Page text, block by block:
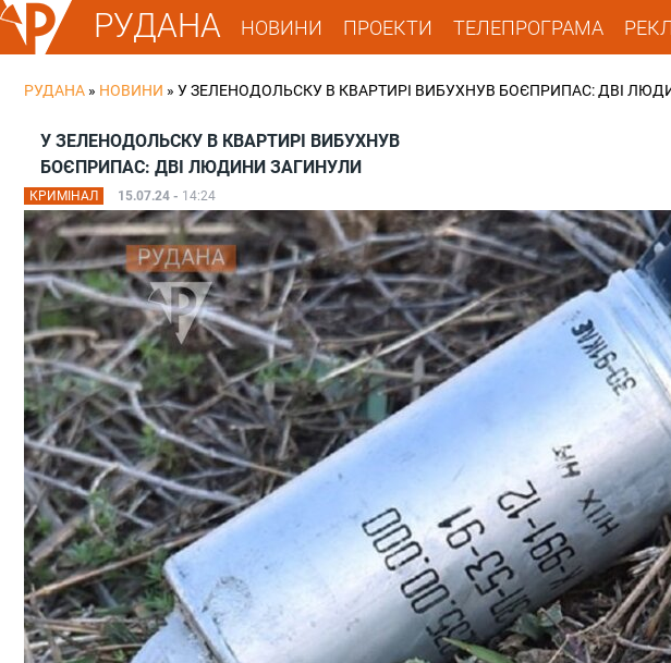
РУДАНА НОВИНИ ПРОЕКТИ ТЕЛЕПРОГРАМА
РУДАНА » НОВИНИ » У ЗЕЛЕНОДОЛЬСКУ В КВАРТИРІ ВИБУХНУВ БОЄПРИПАС: ДВІ
У ЗЕЛЕНОДОЛЬСКУ В КВАРТИРІ ВИБУХНУВ
БОЄПРИПАС: ДВІ ЛЮДИНИ ЗАГИНУЛИ
КРИМІНАЛ 15.07.24 - 14:24